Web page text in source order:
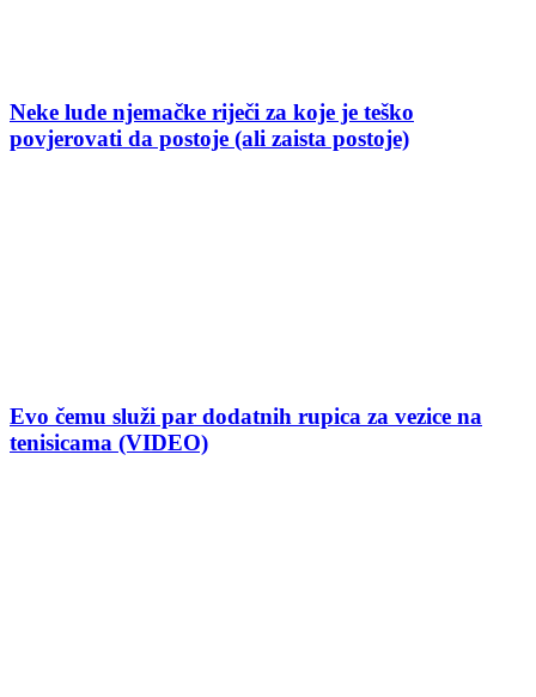
Neke lude njemačke riječi za koje je teško
povjerovati da postoje (ali zaista postoje)
Evo čemu služi par dodatnih rupica za vezice na
tenisicama (VIDEO)